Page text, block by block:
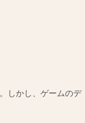
。しかし、ゲームのデ